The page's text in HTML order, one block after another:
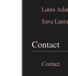
Laura
Sava Laura
Contact
Contact